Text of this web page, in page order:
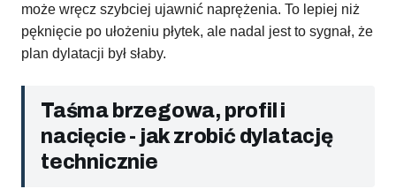
może wręcz szybciej ujawnić naprężenia. To lepiej niż
pęknięcie po ułożeniu płytek, ale nadal jest to sygnał, że
plan dylatacji był słaby.
Taśma brzegowa, profil i
nacięcie - jak zrobić dylatację
technicznie